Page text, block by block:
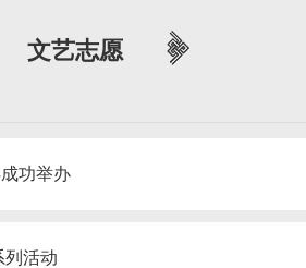
文艺志愿
功举办
列活动